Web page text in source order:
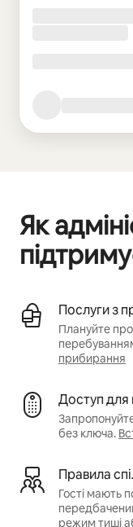
Як
Послуги з
Плануйте
прибирання
Доступ для
без ключа.
Правила
Гості мають
режим тиші